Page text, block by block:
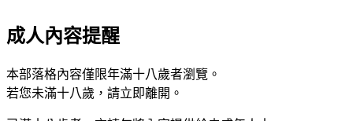
成人內容提醒
本部落格內容僅限年滿十八歲者瀏覽。
若您未滿十八歲，請立即離開。